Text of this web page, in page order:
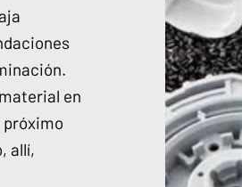
en
próximo
allí,